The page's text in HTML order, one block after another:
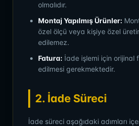
olmalıdır.
Montaj Yapılmış Ürünler:
özel ölçü veya kişiye özel
edilemez.
Fatura: İade işlemi için orijinal
edilmesi gerekmektedir.
2. İade Süreci
İade süreci aşağıdaki adımları